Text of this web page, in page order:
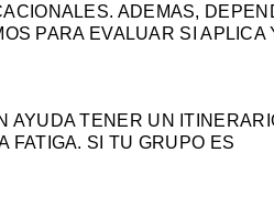
ADEMAS,
PARA EVALUAR SI APLICA
AYUDA TENER UN
FATIGA. SI TU GRUPO ES